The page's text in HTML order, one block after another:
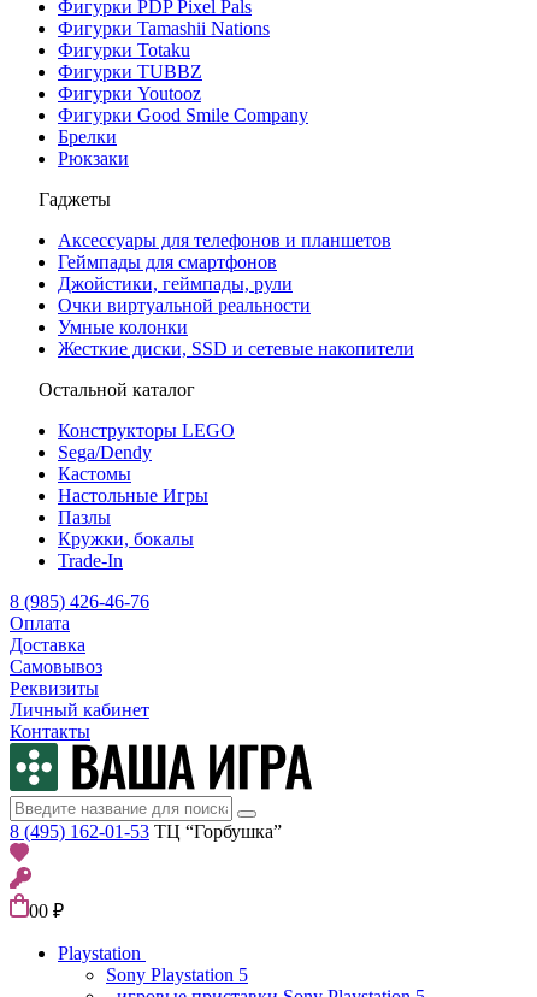
Фигурки PDP Pixel Pals
Фигурки Tamashii Nations
Фигурки Totaku
Фигурки TUBBZ
Фигурки Youtooz
Фигурки Good Smile Company
Брелки
Рюкзаки
Гаджеты
Аксессуары для телефонов и планшетов
Геймпады для смартфонов
Джойстики, геймпады, рули
Очки виртуальной реальности
Умные колонки
Жесткие диски, SSD и сетевые накопители
Остальной каталог
Конструкторы LEGO
Sega/Dendy
Кастомы
Настольные Игры
Пазлы
Кружки, бокалы
Trade-In
8 (985) 426-46-76
Оплата
Доставка
Самовывоз
Реквизиты
Личный кабинет
Контакты
8 (495) 162-01-53 ТЦ “Горбушка”
00 ₽
Playstation
Sony Playstation 5